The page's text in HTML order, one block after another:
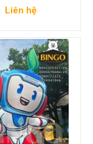
Liên hệ